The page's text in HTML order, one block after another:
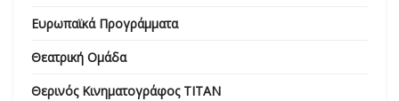
Ευρωπαϊκά Προγράμματα
Θεατρική Ομάδα
Θερινός Κινηματογράφος ΤΙΤΑΝ